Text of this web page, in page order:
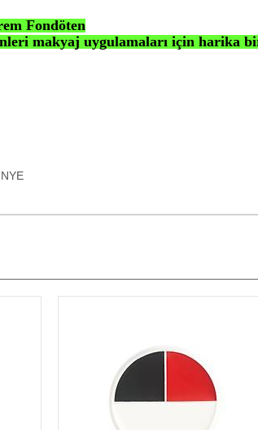
Fondöten
makyaj uygulamaları için harika